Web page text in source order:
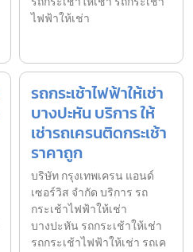
ไฟฟ้าให้เช่า
รถกระเช้าไฟฟ้าให้เช่า
บางปะหัน บริการ ให้
เช่ารถเครนติดกระเช้า
ราคาถูก
บริษัท กรุงเทพเครน แอนด์
เซอร์วิส จำกัด บริการ รถ
กระเช้าไฟฟ้าให้เช่า
บางปะหัน รถกระเช้าให้เช่า
รถกระเช้าไฟฟ้าให้เช่า รถเค